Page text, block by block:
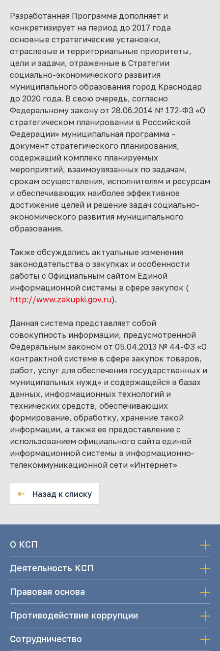
Разработанная Программа дополняет и
конкретизирует на период до 2017 года
основные стратегические установки,
отраслевые и территориальные приоритеты,
цели и задачи, отраженные в Стратегии
социально-экономического развития
муниципального образования город Краснодар
до 2020 года. В свою очередь, согласно
Федеральному закону от 28.06.2014 № 172-ФЗ «О
стратегическом планировании в Российской
Федерации» муниципальная программа –
документ стратегического планирования,
содержащий комплекс планируемых
мероприятий, взаимоувязанных по задачам,
срокам осуществления, исполнителям и ресурсам
и обеспечивающих наиболее эффективное
достижение целей и решение задач социально-
экономического развития муниципального
образования.
Также обсуждались актуальные изменения
законодательства о закупках и особенности
работы с Официальным сайтом Единой
информационной системы в сфере закупок (
http://www.zakupki.gov.ru).
Данная система представляет собой
совокупность информации, предусмотренной
Федеральным законом от 05.04.2013 № 44-ФЗ «О
контрактной системе в сфере закупок товаров,
работ, услуг для обеспечения государственных и
муниципальных нужд» и содержащейся в базах
данных, информационных технологий и
технических средств, обеспечивающих
формирование, обработку, хранение такой
информации, а также ее предоставление с
использованием официального сайта единой
информационной системы в информационно-
телекоммуникационной сети «Интернет»
Назад к списку
О КСП
Деятельность КСП
Правовая основа
Противодействие коррупции
Сотрудничество